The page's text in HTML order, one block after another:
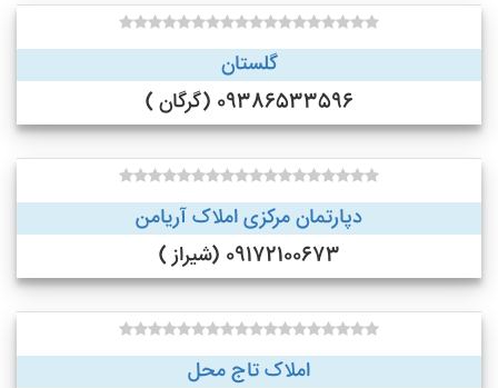
گلستان
09386533596 (گرگان )
دپارتمان مرکزی املاک آریامن
09172100673 (شیراز )
املاک تاج محل